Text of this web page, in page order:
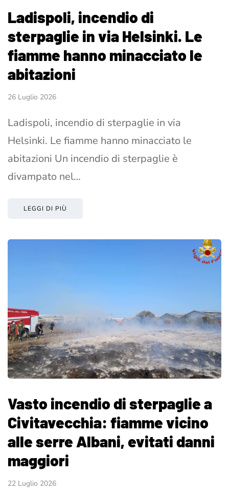
Ladispoli, incendio di
sterpaglie in via Helsinki. Le
fiamme hanno minacciato le
abitazioni
26 Luglio 2026
Ladispoli, incendio di sterpaglie in via
Helsinki. Le fiamme hanno minacciato le
abitazioni Un incendio di sterpaglie è
divampato nel…
LEGGI DI PIÙ
Vasto incendio di sterpaglie a
Civitavecchia: fiamme vicino
alle serre Albani, evitati danni
maggiori
22 Luglio 2026